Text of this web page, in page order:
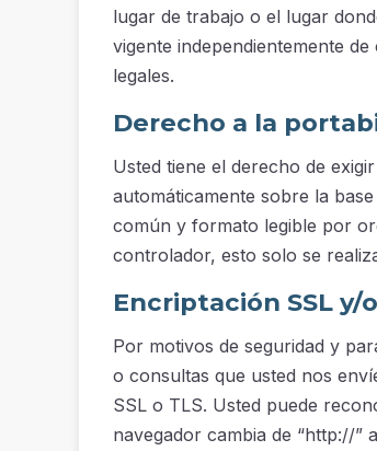
lugar de trabajo o el lugar
vigente independientemente
legales.
Derecho a la
Usted tiene el derecho de
automáticamente sobre la
común y formato legible por
controlador, esto solo se
Encriptación SSL y/
Por motivos de seguridad y
o consultas que usted nos
SSL o TLS. Usted puede
navegador cambia de “http://”